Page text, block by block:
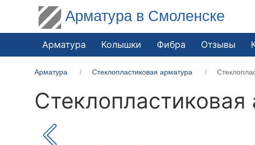
Арматура в Смоленске
Арматура Колышки Фибра Отзывы
Арматура Стеклопластиковая арматура